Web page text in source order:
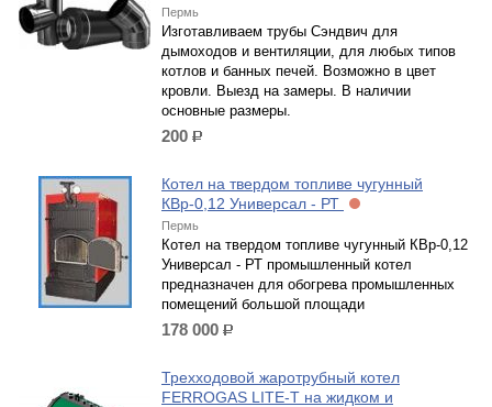
Пермь
Изготавливаем трубы Сэндвич для
дымоходов и вентиляции, для любых типов
котлов и банных печей. Возможно в цвет
кровли. Выезд на замеры. В наличии
основные размеры.
200 р.
Котел на твердом топливе чугунный
КВр-0,12 Универсал - РТ
Пермь
Котел на твердом топливе чугунный КВр-0,12
Универсал - РТ промышленный котел
предназначен для обогрева промышленных
помещений большой площади
178 000 р.
Трехходовой жаротрубный котел
FERROGAS LITE-T на жидком и